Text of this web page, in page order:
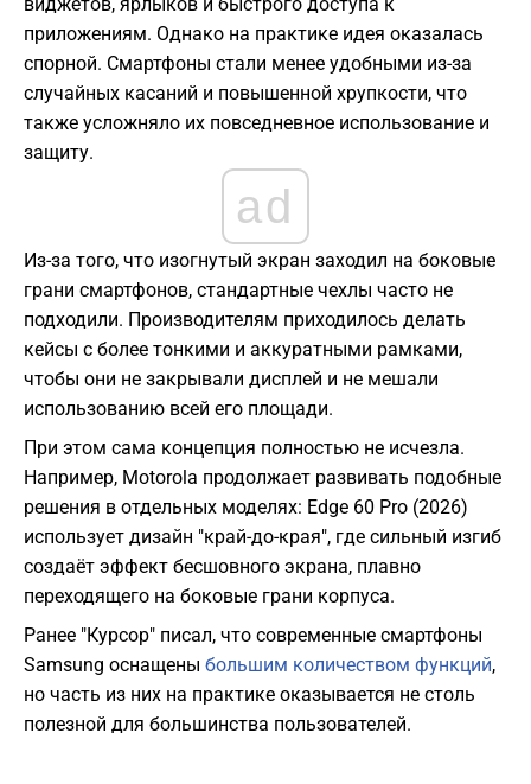
приложениям. Однако на практике идея оказалась
спорной. Смартфоны стали менее удобными из-за
случайных касаний и повышенной хрупкости, что
также усложняло их повседневное использование и
защиту.
ad
Из-за того, что изогнутый экран заходил на боковые
грани смартфонов, стандартные чехлы часто не
подходили. Производителям приходилось делать
кейсы с более тонкими и аккуратными рамками,
чтобы они не закрывали дисплей и не мешали
использованию всей его площади.
При этом сама концепция полностью не исчезла.
Например, Motorola продолжает развивать подобные
решения в отдельных моделях: Edge 60 Pro (2026)
использует дизайн "край-до-края", где сильный изгиб
создаёт эффект бесшовного экрана, плавно
переходящего на боковые грани корпуса.
Ранее "Курсор" писал, что современные смартфоны
Samsung оснащены большим количеством функций,
но часть из них на практике оказывается не столь
полезной для большинства пользователей.